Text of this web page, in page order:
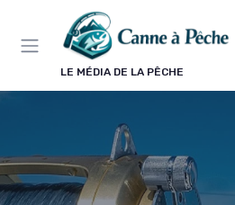
LE MÉDIA DE LA PÊCHE
Panneau de gestion des cookies